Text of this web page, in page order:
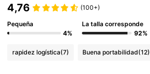
4,76 (100+)
Pequeña
4%
La talla corresponde
92%
rapidez logística(7) Buena portabilidad(12)